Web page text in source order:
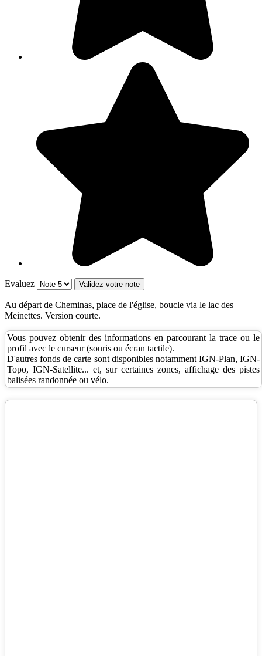
Evaluez
Au départ de Cheminas, place de l'église, boucle via le lac des
Meinettes. Version courte.
Vous pouvez obtenir des informations en parcourant la trace ou le
profil avec le curseur (souris ou écran tactile).
D'autres fonds de carte sont disponibles notamment IGN-Plan, IGN-
Topo, IGN-Satellite... et, sur certaines zones, affichage des pistes
balisées randonnée ou vélo.